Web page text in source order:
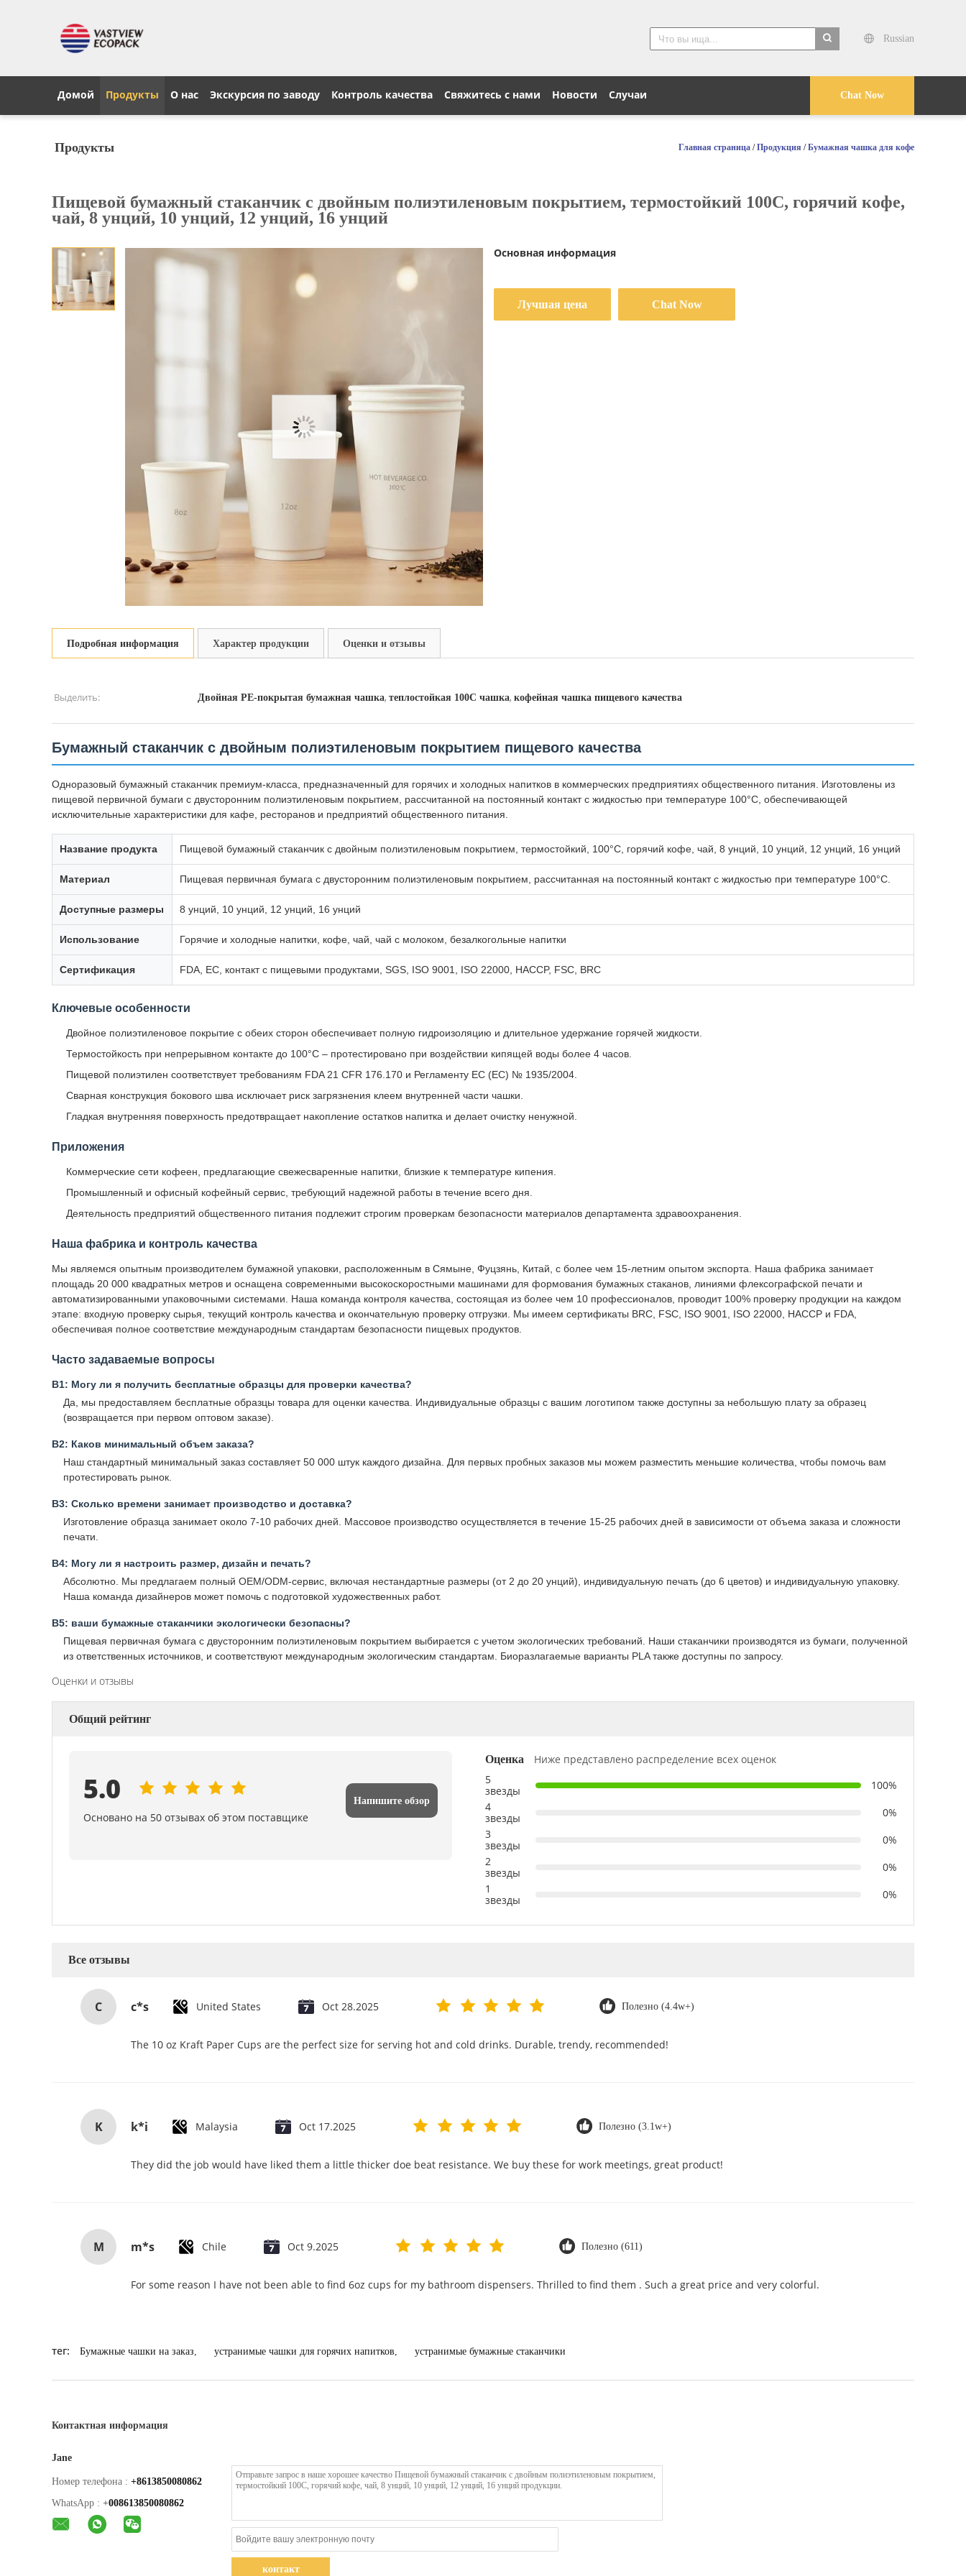
Russian
Chat Now
Домой Продукты О нас Экскурсия по заводу Контроль качества Свяжитесь с нами Новости Случаи
Продукты Главная страница /Продукция /Бумажная чашка для кофе
Пищевой бумажный стаканчик с двойным полиэтиленовым покрытием, термостойкий 100C, горячий кофе,
чай, 8 унций, 10 унций, 12 унций, 16 унций
Основная информация
Лучшая цена Chat Now
Подробная информация Характер продукции Оценки и отзывы
Выделить: Двойная PE-покрытая бумажная чашка, теплостойкая 100C чашка, кофейная чашка пищевого качества
Бумажный стаканчик с двойным полиэтиленовым покрытием пищевого качества
Одноразовый бумажный стаканчик премиум-класса, предназначенный для горячих и холодных напитков в коммерческих предприятиях общественного питания. Изготовлены из
пищевой первичной бумаги с двусторонним полиэтиленовым покрытием, рассчитанной на постоянный контакт с жидкостью при температуре 100°C, обеспечивающей
исключительные характеристики для кафе, ресторанов и предприятий общественного питания.
Название продукта Пищевой бумажный стаканчик с двойным полиэтиленовым покрытием, термостойкий, 100°C, горячий кофе, чай, 8 унций, 10 унций, 12 унций, 16 унций
Материал Пищевая первичная бумага с двусторонним полиэтиленовым покрытием, рассчитанная на постоянный контакт с жидкостью при температуре 100°C.
Доступные размеры 8 унций, 10 унций, 12 унций, 16 унций
Использование Горячие и холодные напитки, кофе, чай, чай с молоком, безалкогольные напитки
Сертификация FDA, ЕС, контакт с пищевыми продуктами, SGS, ISO 9001, ISO 22000, HACCP, FSC, BRC
Ключевые особенности
Двойное полиэтиленовое покрытие с обеих сторон обеспечивает полную гидроизоляцию и длительное удержание горячей жидкости.
Термостойкость при непрерывном контакте до 100°C – протестировано при воздействии кипящей воды более 4 часов.
Пищевой полиэтилен соответствует требованиям FDA 21 CFR 176.170 и Регламенту ЕС (EC) № 1935/2004.
Сварная конструкция бокового шва исключает риск загрязнения клеем внутренней части чашки.
Гладкая внутренняя поверхность предотвращает накопление остатков напитка и делает очистку ненужной.
Приложения
Коммерческие сети кофеен, предлагающие свежесваренные напитки, близкие к температуре кипения.
Промышленный и офисный кофейный сервис, требующий надежной работы в течение всего дня.
Деятельность предприятий общественного питания подлежит строгим проверкам безопасности материалов департамента здравоохранения.
Наша фабрика и контроль качества
Мы являемся опытным производителем бумажной упаковки, расположенным в Сямыне, Фуцзянь, Китай, с более чем 15-летним опытом экспорта. Наша фабрика занимает
площадь 20 000 квадратных метров и оснащена современными высокоскоростными машинами для формования бумажных стаканов, линиями флексографской печати и
автоматизированными упаковочными системами. Наша команда контроля качества, состоящая из более чем 10 профессионалов, проводит 100% проверку продукции на каждом
этапе: входную проверку сырья, текущий контроль качества и окончательную проверку отгрузки. Мы имеем сертификаты BRC, FSC, ISO 9001, ISO 22000, HACCP и FDA,
обеспечивая полное соответствие международным стандартам безопасности пищевых продуктов.
Часто задаваемые вопросы
В1: Могу ли я получить бесплатные образцы для проверки качества?
Да, мы предоставляем бесплатные образцы товара для оценки качества. Индивидуальные образцы с вашим логотипом также доступны за небольшую плату за образец
(возвращается при первом оптовом заказе).
В2: Каков минимальный объем заказа?
Наш стандартный минимальный заказ составляет 50 000 штук каждого дизайна. Для первых пробных заказов мы можем разместить меньшие количества, чтобы помочь вам
протестировать рынок.
В3: Сколько времени занимает производство и доставка?
Изготовление образца занимает около 7-10 рабочих дней. Массовое производство осуществляется в течение 15-25 рабочих дней в зависимости от объема заказа и сложности
печати.
В4: Могу ли я настроить размер, дизайн и печать?
Абсолютно. Мы предлагаем полный OEM/ODM-сервис, включая нестандартные размеры (от 2 до 20 унций), индивидуальную печать (до 6 цветов) и индивидуальную упаковку.
Наша команда дизайнеров может помочь с подготовкой художественных работ.
В5: ваши бумажные стаканчики экологически безопасны?
Пищевая первичная бумага с двусторонним полиэтиленовым покрытием выбирается с учетом экологических требований. Наши стаканчики производятся из бумаги, полученной
из ответственных источников, и соответствуют международным экологическим стандартам. Биоразлагаемые варианты PLA также доступны по запросу.
Оценки и отзывы
Общий рейтинг
5.0
Основано на 50 отзывах об этом поставщике
Напишите обзор
Оценка
Ниже представлено распределение всех оценок
5
звезды
100%
4
звезды
0%
3
звезды
0%
2
звезды
0%
1
звезды
0%
Все отзывы
C c*s United States Oct 28.2025 Полезно (4.4w+)
The 10 oz Kraft Paper Cups are the perfect size for serving hot and cold drinks. Durable, trendy, recommended!
K k*i Malaysia Oct 17.2025 Полезно (3.1w+)
They did the job would have liked them a little thicker doe beat resistance. We buy these for work meetings, great product!
M m*s Chile Oct 9.2025 Полезно (611)
For some reason I have not been able to find 6oz cups for my bathroom dispensers. Thrilled to find them . Such a great price and very colorful.
тег: Бумажные чашки на заказ, устранимые чашки для горячих напитков, устранимые бумажные стаканчики
Контактная информация
Jane
Номер телефона : +8613850080862
WhatsApp : +008613850080862
контакт